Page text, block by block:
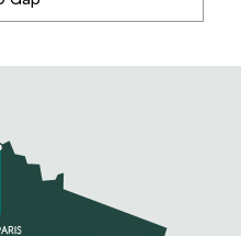
DI PIÙ
à poney le long du
stages tous niveaux